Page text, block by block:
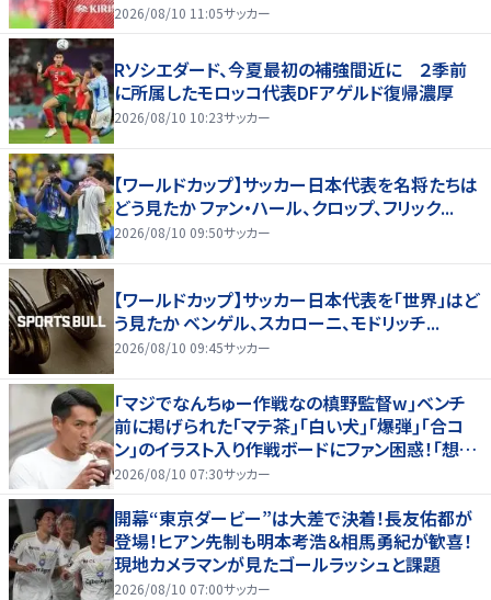
くなります…｣
2026/08/10 11:05サッカー
Rソシエダード、今夏最初の補強間近に ２季前
に所属したモロッコ代表DFアゲルド復帰濃厚
2026/08/10 10:23サッカー
【ワールドカップ】サッカー日本代表を名将たちは
どう見たか ファン・ハール、クロップ、フリック...
2026/08/10 09:50サッカー
【ワールドカップ】サッカー日本代表を「世界」はど
う見たか ベンゲル、スカローニ、モドリッチ...
2026/08/10 09:45サッカー
｢マジでなんちゅー作戦なの槙野監督w｣ベンチ
前に掲げられた｢マテ茶｣｢白い犬｣｢爆弾｣｢合コ
ン｣のイラスト入り作戦ボードにファン困惑！｢想像
よりデカくて吹いた｣
2026/08/10 07:30サッカー
開幕“東京ダービー”は大差で決着！長友佑都が
登場！ヒアン先制も明本考浩＆相馬勇紀が歓喜！
現地カメラマンが見たゴールラッシュと課題
2026/08/10 07:00サッカー